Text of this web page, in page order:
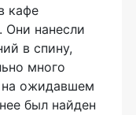
кафе
Они нанесли
в спину,
много
на ожидавшем
был найден